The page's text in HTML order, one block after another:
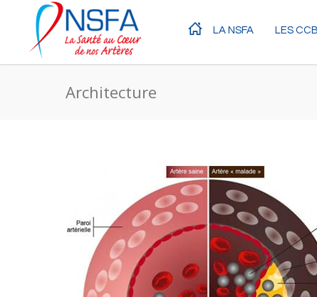
LA NSFA LES
Architecture